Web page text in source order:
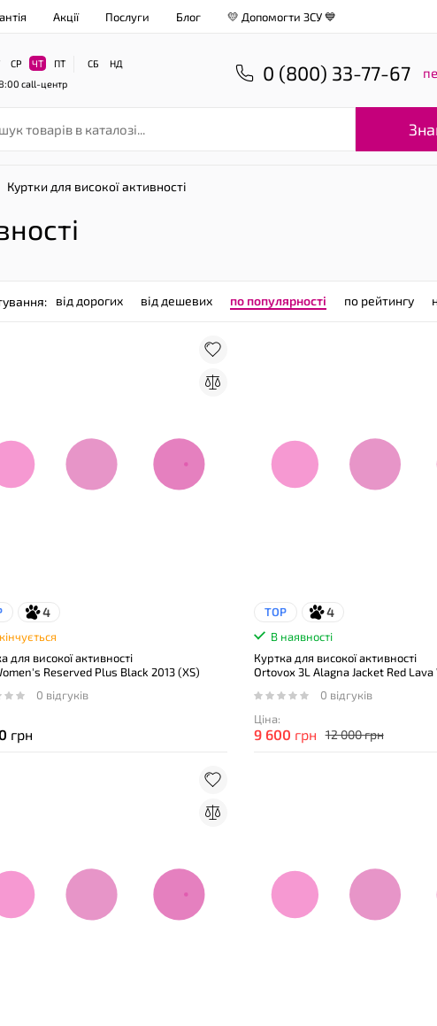
Акції Послуги Блог 💛 Допомогти ЗСУ 💙
СР ЧТ ПТ СБ
НД
call-центр 0 (800) 33-77-67
Куртки для високої активності
від дорогих від дешевих по популярності по рейтингу
4
для високої активності
Reserved Plus Black 2013 (XS)
0 відгуків
грн
TOP 4
В наявності
Куртка для високої активності
Ortovox 3L Alagna Jacket Red Lava
0 відгуків
Ціна:
9 600 грн 12 000 грн